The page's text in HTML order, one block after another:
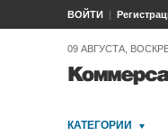
ВОЙТИ
09 АВГУСТА,
КАТЕГОРИИ